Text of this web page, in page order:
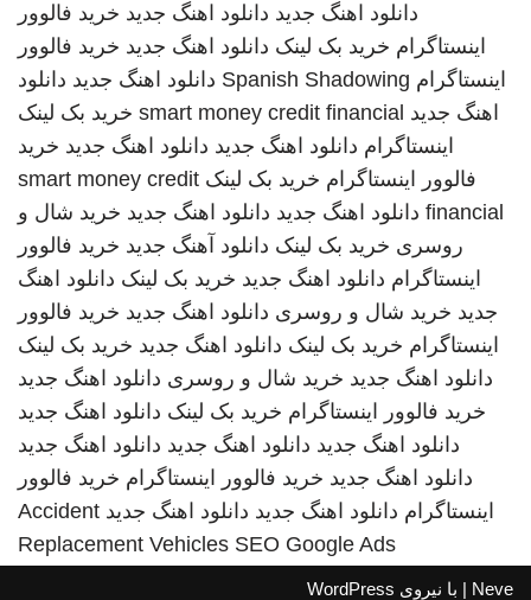
دانلود اهنگ جدید دانلود اهنگ جدید خرید فالوور
اینستاگرام خرید بک لینک دانلود اهنگ جدید خرید فالوور
اینستاگرام Spanish Shadowing دانلود اهنگ جدید دانلود
اهنگ جدید smart money credit financial خرید بک لینک
اینستاگرام دانلود اهنگ جدید دانلود اهنگ جدید خرید
فالوور اینستاگرام خرید بک لینک smart money credit
financial دانلود اهنگ جدید دانلود اهنگ جدید خرید شال و
روسری خرید بک لینک دانلود آهنگ جدید خرید فالوور
اینستاگرام دانلود اهنگ جدید خرید بک لینک دانلود اهنگ
جدید خرید شال و روسری دانلود اهنگ جدید خرید فالوور
اینستاگرام خرید بک لینک دانلود اهنگ جدید خرید بک لینک
دانلود اهنگ جدید خرید شال و روسری دانلود اهنگ جدید
خرید فالوور اینستاگرام خرید بک لینک دانلود اهنگ جدید
دانلود اهنگ جدید دانلود اهنگ جدید دانلود اهنگ جدید
دانلود اهنگ جدید خرید فالوور اینستاگرام خرید فالوور
اینستاگرام دانلود اهنگ جدید دانلود اهنگ جدید Accident
Replacement Vehicles SEO Google Ads
Neve | با نیروی WordPress